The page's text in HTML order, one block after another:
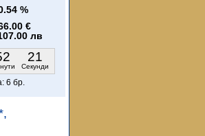
%
€
лв
20
Секунди
6 бр.